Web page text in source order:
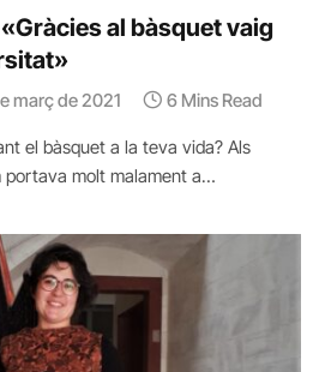
al bàsquet vaig
març de 2021 6 Mins Read
el bàsquet a la teva vida? Als
molt malament a…